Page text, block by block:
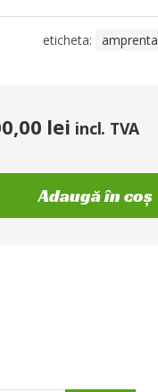
eticheta: amprenta
lei incl. TVA
Adaugă în coș